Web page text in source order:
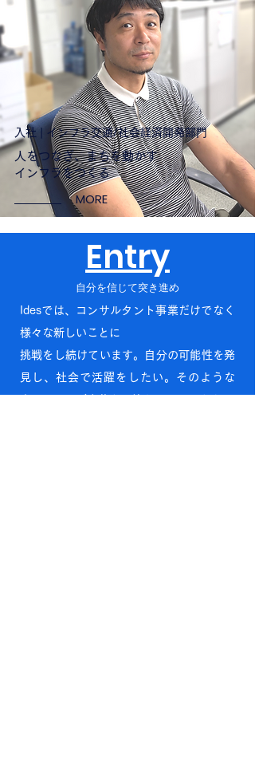
入社 | インフラ交通/社会経済開発部門
人をつなぎ、まちを動かす
​インフラをつくる
MORE
Entry
自分を信じて突き進め
Idesでは、コンサルタント事業だけでなく
様々な新しいことに
挑戦をし続けています。自分の可能性を発
見し、社会で活躍をしたい。そのような